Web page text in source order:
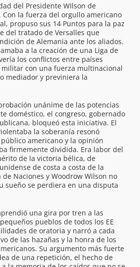
del Presidente WIlson de
Con la fuerza del orgullo americano
propuso sus 14 Puntos para la paz
del tratado de Versalles que
de Alemania ante los aliados.
a la creación de una Liga de
los conflictos entre países
con una fuerza multinacional
mediador y previniera la
unánime de las potencias
doméstico, el congreso, gobernado
bloqueó esta iniciativa. El
la soberanía resonó
americano y la opinión
firmemente dividida. Era labor del
de la victoria bélica, de
de costa a costa de la
de Naciones y Woodrow Wilson no
sueño se perdiera en una disputa
una gira por tren a las
pueblos de todos los EE
de oratoria y narró a cada
de las hazañas y la honra de los
Su argumento más fuerte
de una repetición, el hecho de